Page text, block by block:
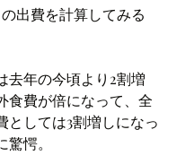
出費を計算してみる
去年の今頃より2割増
食費が倍になって、全
としては3割増しになっ
愕。